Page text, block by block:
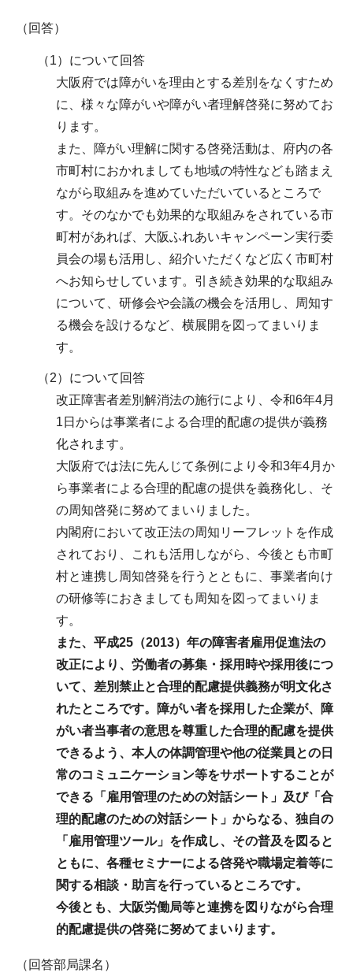
（回答）
（1）について回答
大阪府では障がいを理由とする差別をなくすため
に、様々な障がいや障がい者理解啓発に努めてお
ります。
また、障がい理解に関する啓発活動は、府内の各
市町村におかれましても地域の特性なども踏まえ
ながら取組みを進めていただいているところで
す。そのなかでも効果的な取組みをされている市
町村があれば、大阪ふれあいキャンペーン実行委
員会の場も活用し、紹介いただくなど広く市町村
へお知らせしています。引き続き効果的な取組み
について、研修会や会議の機会を活用し、周知す
る機会を設けるなど、横展開を図ってまいりま
す。
（2）について回答
改正障害者差別解消法の施行により、令和6年4月
1日からは事業者による合理的配慮の提供が義務
化されます。
大阪府では法に先んじて条例により令和3年4月か
ら事業者による合理的配慮の提供を義務化し、そ
の周知啓発に努めてまいりました。
内閣府において改正法の周知リーフレットを作成
されており、これも活用しながら、今後とも市町
村と連携し周知啓発を行うとともに、事業者向け
の研修等におきましても周知を図ってまいりま
す。
また、平成25（2013）年の障害者雇用促進法の
改正により、労働者の募集・採用時や採用後につ
いて、差別禁止と合理的配慮提供義務が明文化さ
れたところです。障がい者を採用した企業が、障
がい者当事者の意思を尊重した合理的配慮を提供
できるよう、本人の体調管理や他の従業員との日
常のコミュニケーション等をサポートすることが
できる「雇用管理のための対話シート」及び「合
理的配慮のための対話シート」からなる、独自の
「雇用管理ツール」を作成し、その普及を図ると
ともに、各種セミナーによる啓発や職場定着等に
関する相談・助言を行っているところです。
今後とも、大阪労働局等と連携を図りながら合理
的配慮提供の啓発に努めてまいります。
（回答部局課名）